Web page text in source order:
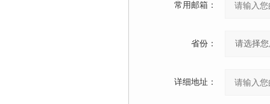
常用邮箱：
省份：
详细地址：